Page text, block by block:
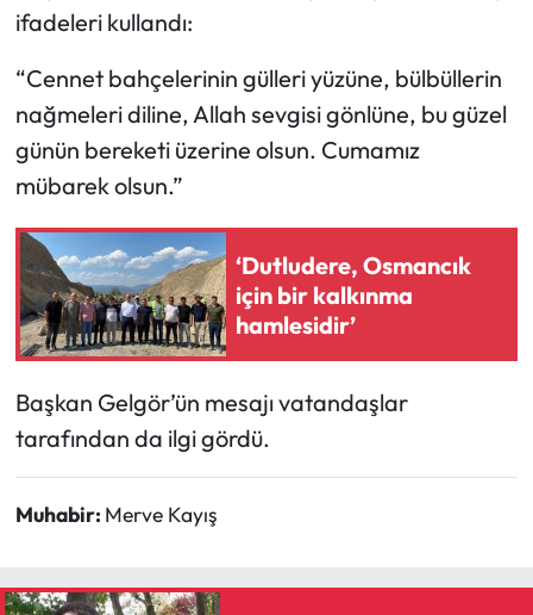
ifadeleri kullandı:
“Cennet bahçelerinin gülleri yüzüne, bülbüllerin
nağmeleri diline, Allah sevgisi gönlüne, bu güzel
günün bereketi üzerine olsun. Cumamız
mübarek olsun.”
‘Dutludere, Osmancık
için bir kalkınma
hamlesidir’
Başkan Gelgör’ün mesajı vatandaşlar
tarafından da ilgi gördü.
Muhabir: Merve Kayış
Magazin
Mecitözü Haberleri
Oğuzlar Haberleri
Ortaköy Haberleri
Osmancık Haberleri
Otomotiv
Resmi İlan
Sağlık